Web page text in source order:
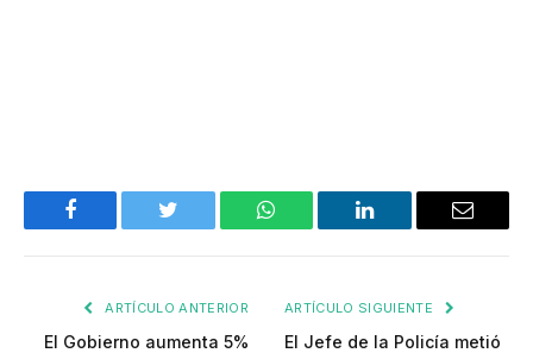
Facebook Twitter WhatsApp LinkedIn Email
ARTÍCULO ANTERIOR
El Gobierno aumenta 5%
ARTÍCULO SIGUIENTE
El Jefe de la Policía metió